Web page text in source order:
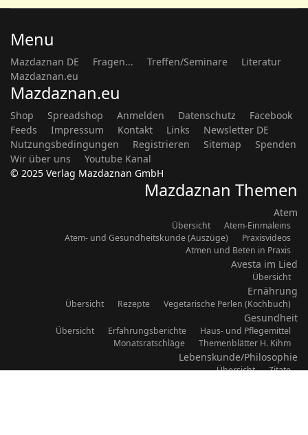
Menu
Mazdaznan DE Fragen... Treffen/Seminare
Literatur
Mazdaznan.eu
Mazdaznan.eu
Shop Spreadshop Anmelden Datenschutz
Facebook
Feeds
Impressum Kontakt Links
Newsletter DE
Nutzungsbedingungen
Registrieren Sitemap
Spenden
Wir über uns
Youtube Kanal
© 2025 Verlag Mazdaznan GmbH
Mazdaznan Themen
Atem
Übersicht
Atem-Einmaleins
Atem- und Gesundheitskunde (Auszüge)
Praxisvideos
Atmen und Beten in Praxis
Avesta im Lied
Übersicht
Ernährung
Übersicht Rezepte Vegetarische Perlen (Kochbuch)
Gesundheit
Übersicht Erfahrungsberichte
Haus- und Pflegemittel
Monatsratschläge
Themenblätter H. Kihm
Lebenskunde/Philosophie
Übersicht Zitate